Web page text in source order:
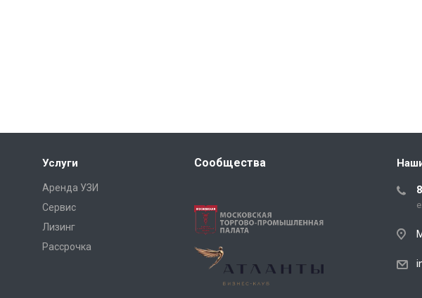
Услуги
Аренда УЗИ
Сервис
Лизинг
Рассрочка
Сообщества